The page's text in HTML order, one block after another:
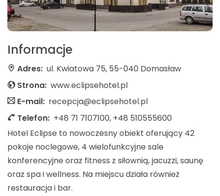
Informacje
Adres: ul. Kwiatowa 75, 55-040 Domasław
Strona: www.eclipsehotel.pl
E-mail: recepcja@eclipsehotel.pl
Telefon: +48 71 7107100, +48 510555600
Hotel Eclipse to nowoczesny obiekt oferujący 42
pokoje noclegowe, 4 wielofunkcyjne sale
konferencyjne oraz fitness z siłownią, jacuzzi, saunę
oraz spa i wellness. Na miejscu działa również
restauracja i bar.